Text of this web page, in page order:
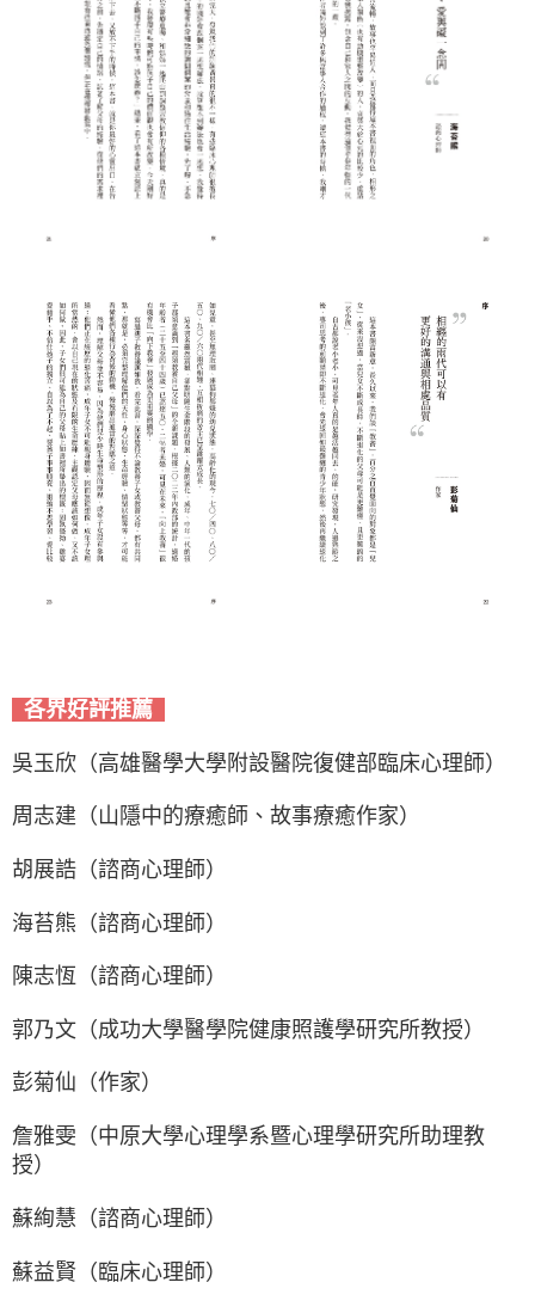
各界好評推薦
吳玉欣（高雄醫學大學附設醫院復健部臨床心理師）
周志建（山隱中的療癒師、故事療癒作家）
胡展誥（諮商心理師）
海苔熊（諮商心理師）
陳志恆（諮商心理師）
郭乃文（成功大學醫學院健康照護學研究所教授）
彭菊仙（作家）
詹雅雯（中原大學心理學系暨心理學研究所助理教
授）
蘇絢慧（諮商心理師）
蘇益賢（臨床心理師）